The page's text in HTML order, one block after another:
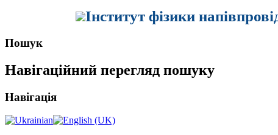
Інститут фізики
Пошук
Навігаційний перегляд пошуку
Навігація